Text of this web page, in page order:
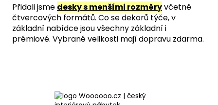
Přidali jsme desky s menšími rozměryvčetně
čtvercových formátů. Co se dekorů týče, v
základní nabídce jsou všechny základní i
prémiové. Vybrané velikosti mají dopravu zdarma.